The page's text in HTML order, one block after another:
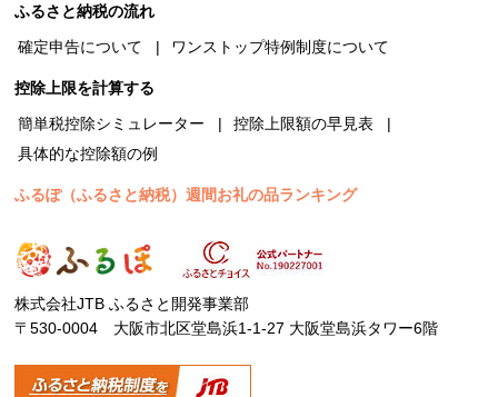
ふるさと納税の流れ
確定申告について
ワンストップ特例制度について
控除上限を計算する
簡単税控除シミュレーター
控除上限額の早見表
具体的な控除額の例
ふるぽ（ふるさと納税）週間お礼の品ランキング
株式会社JTB ふるさと開発事業部
〒530-0004 大阪市北区堂島浜1-1-27 大阪堂島浜タワー6階